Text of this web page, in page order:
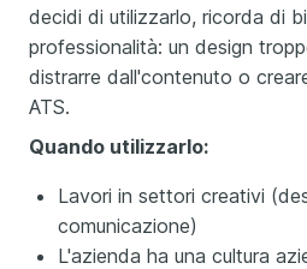
decidi di utilizzarlo, ricorda di
professionalità: un design
distrarre dall'contenuto o
ATS.
Quando utilizzarlo:
Lavori in settori creativi
comunicazione)
L'azienda ha una cultura